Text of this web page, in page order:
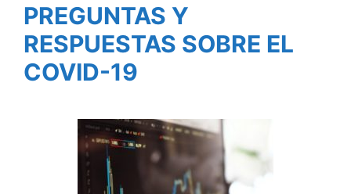
PREGUNTAS Y
RESPUESTAS SOBRE EL
COVID-19